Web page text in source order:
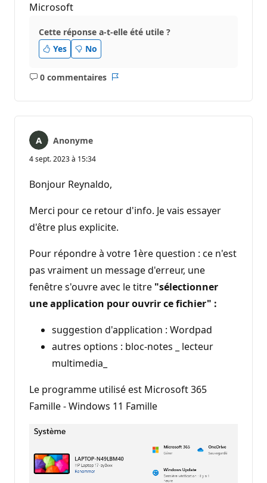
Microsoft
Cette réponse a-t-elle été utile ?
Yes
No
0 commentaires
Aucun
Anonyme
4 sept. 2023 à 15:34
Bonjour Reynaldo,
Merci pour ce retour d'info. Je vais essayer
d'être plus explicite.
Pour répondre à votre 1ère question : ce n'est
pas vraiment un message d'erreur, une
fenêtre s'ouvre avec le titre "sélectionner
une application pour ouvrir ce fichier" :
suggestion d'application : Wordpad
autres options : bloc-notes _ lecteur
multimedia_
Le programme utilisé est Microsoft 365
Famille - Windows 11 Famille